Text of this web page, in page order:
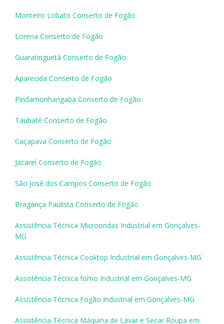
Monteiro Lobato Conserto de Fogão
Lorena Conserto de Fogão
Guaratinguetá Conserto de Fogão
Aparecida Conserto de Fogão
Pindamonhangaba Conserto de Fogão
Taubaté Conserto de Fogão
Caçapava Conserto de Fogão
Jacareí Conserto de Fogão
São José dos Campos Conserto de Fogão
Bragança Paulista Conserto de Fogão
Assistência Técnica Microondas Industrial em Gonçalves-
MG
Assistência Técnica Cooktop Industrial em Gonçalves-MG
Assistência Técnica forno Industrial em Gonçalves-MG
Assistência Técnica Fogão Industrial em Gonçalves-MG
Assistência Técnica Máquina de Lavar e Secar Roupa em